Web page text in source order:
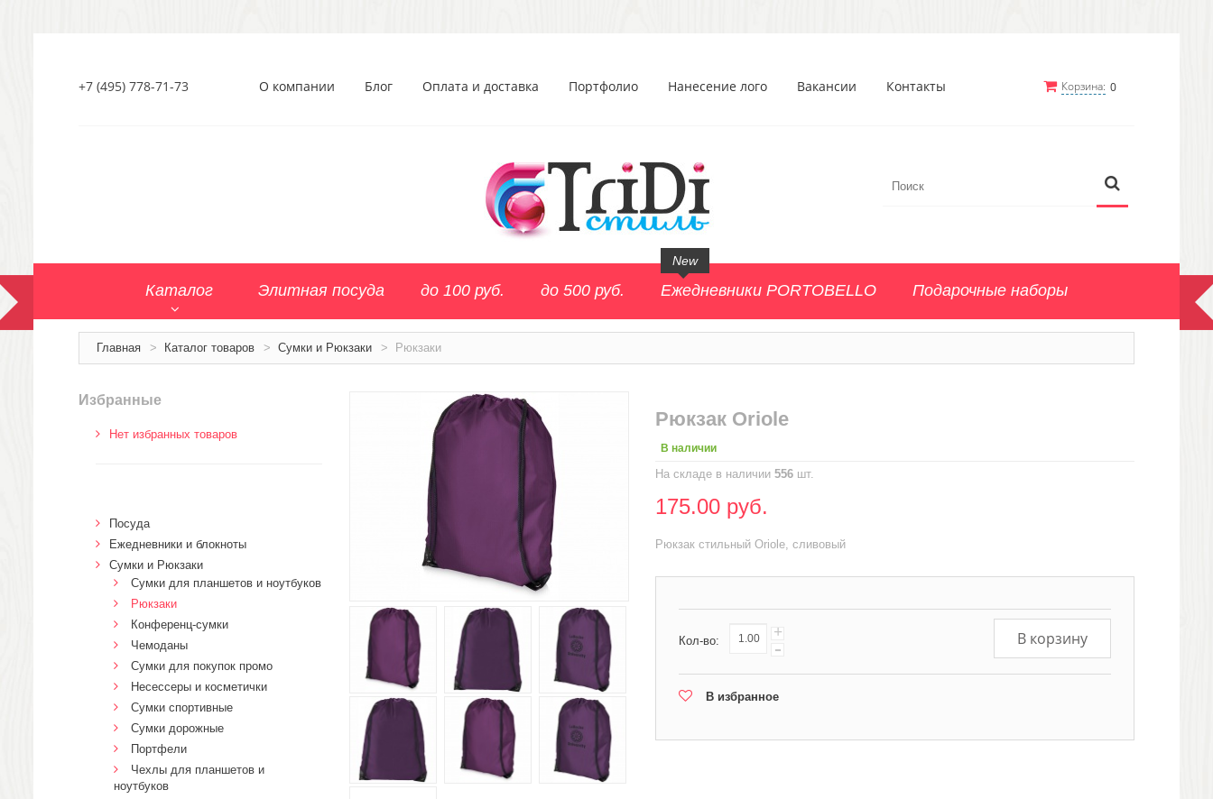
Корзина: 0
+7 (495) 778-71-73 О компании Блог Оплата и доставка Портфолио Нанесение лого Вакансии Контакты
Каталог Элитная посуда до 100 руб. до 500 руб. Ежедневники PORTOBELLO
New
Подарочные наборы
Главная > Каталог товаров > Сумки и Рюкзаки > Рюкзаки
Рюкзак Oriole
В наличии
На складе в наличии556 шт.
175.00 руб.
Рюкзак стильный Oriole, сливовый
Кол-во: +
- В корзину
В избранное
Избранные
Нет избранных товаров
Посуда
Ежедневники и блокноты
Сумки и Рюкзаки
Сумки для планшетов и ноутбуков
Рюкзаки
Конференц-сумки
Чемоданы
Сумки для покупок промо
Несессеры и косметички
Сумки спортивные
Сумки дорожные
Портфели
Чехлы для планшетов и
ноутбуков